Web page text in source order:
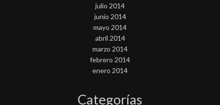
julio 2014
junio 2014
mayo 2014
abril 2014
marzo 2014
febrero 2014
enero 2014
Categorías